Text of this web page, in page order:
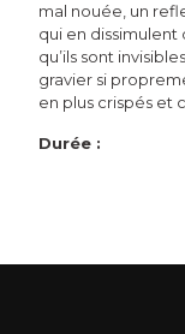
mal nouée, un
qui en dissimulent
qu’ils sont
gravier si
en plus crispés et
Durée :